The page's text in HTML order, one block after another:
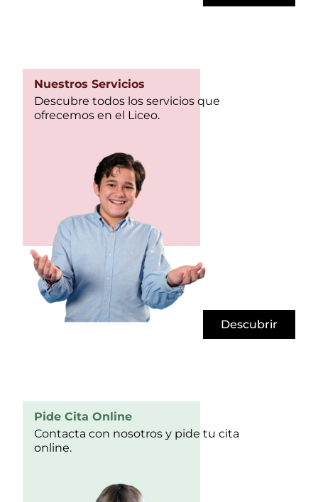
Nuestros Servicios
Descubre todos los servicios que
ofrecemos en el Liceo.
Descubrir
Pide Cita Online
Contacta con nosotros y pide tu cita
online.